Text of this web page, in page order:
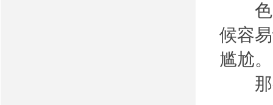
色素
候容
尴尬。
那么